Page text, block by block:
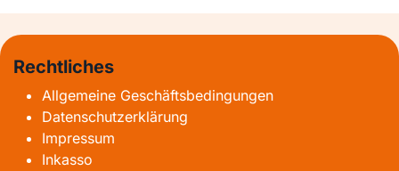
Rechtliches
Allgemeine Geschäftsbedingungen
Datenschutzerklärung
Impressum
Inkasso